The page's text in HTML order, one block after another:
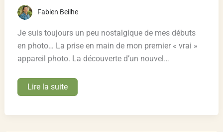
Fabien Beilhe
Je suis toujours un peu nostalgique de mes débuts
en photo… La prise en main de mon premier « vrai »
appareil photo. La découverte d’un nouvel…
Gardez
votre
débutant
Lire la suite